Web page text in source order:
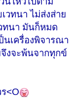
วทนา ไม่ส่งส่าย
ทนา มันก็หมด
นเครื่องพิจารณา
งจะพ้นจากทุกข์
<O